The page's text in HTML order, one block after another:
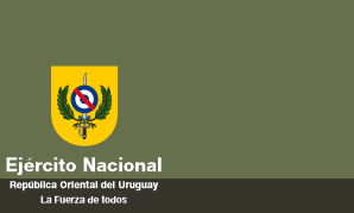
puesta en posesión